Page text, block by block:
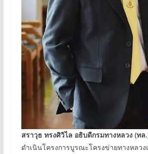
สราวุธ ทรงศิวิไล อธิบดีกรมทางหลวง (ทล
ดำเนินโครงการบูรณะโครงข่ายทางหลวง